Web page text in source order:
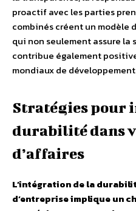
proactif avec les parties
combinés créent un modèle
qui non seulement assure la
contribue également
mondiaux de
Stratégies pour
durabilité dans
d’affaires
L’intégration de la
d’entreprise implique un